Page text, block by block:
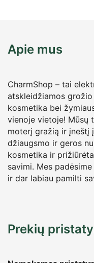
Apie mus
CharmShop – tai
atskleidžiamos
kosmetika bei
vienoje vietoje! Mūsų
moterį gražią ir įneštį
džiaugsmo ir geros
kosmetika ir
savimi. Mes
ir dar labiau pamilti
Prekių